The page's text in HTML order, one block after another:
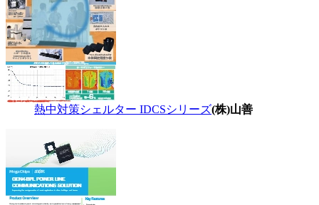
熱中対策シェルター IDCSシリーズ(株)山善